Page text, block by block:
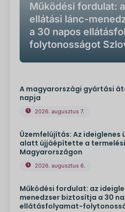
Működési fordulat:
ellátási lánc-
a 30 napos
folytonosságot
A magyarországi gyártási
napja
2026. augusztus 7.
Üzemfelújítás: Az ideiglenes
alatt újjáépítette a
Magyarországon
2026. augusztus 6.
Működési fordulat: az
menedzser biztosítja a 30
ellátásfolyamat-